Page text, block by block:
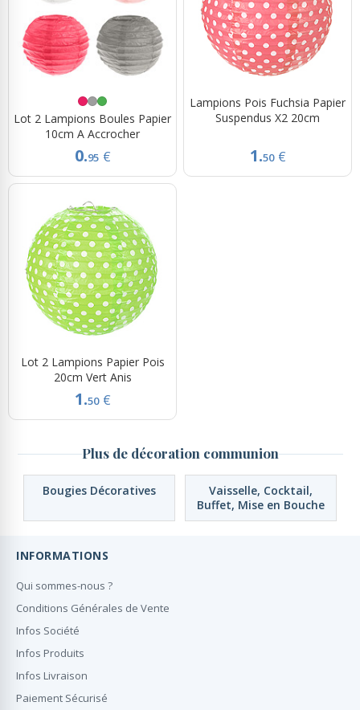
Lot 2 Lampions Boules Papier
10cm A Accrocher
0.95 €
Lampions Pois Fuchsia Papier
Suspendus X2 20cm
1.50 €
Lot 2 Lampions Papier Pois
20cm Vert Anis
1.50 €
Plus de décoration communion
Bougies Décoratives
Vaisselle, Cocktail,
Buffet, Mise en Bouche
INFORMATIONS
Qui sommes-nous ?
Conditions Générales de Vente
Infos Société
Infos Produits
Infos Livraison
Paiement Sécurisé